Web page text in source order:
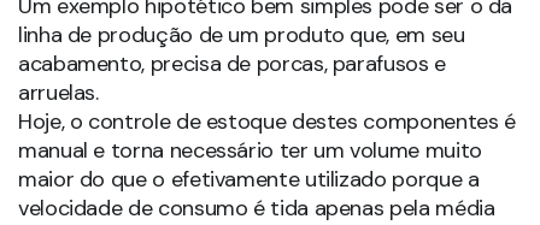
linha de produção de um produto que, em seu
acabamento, precisa de porcas, parafusos e
arruelas.
Hoje, o controle de estoque destes componentes é
manual e torna necessário ter um volume muito
maior do que o efetivamente utilizado porque a
velocidade de consumo é tida apenas pela média